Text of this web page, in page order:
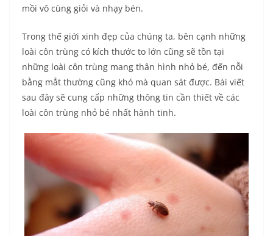
mồi vô cùng giỏi và nhạy bén.
Trong thế giới xinh đẹp của chúng ta, bên cạnh những
loài côn trùng có kích thước to lớn cũng sẽ tồn tại
những loài côn trùng mang thân hình nhỏ bé, đến nỗi
bằng mắt thường cũng khó mà quan sát được. Bài viết
sau đây sẽ cung cấp những thông tin cần thiết về các
loài côn trùng nhỏ bé nhất hành tinh.